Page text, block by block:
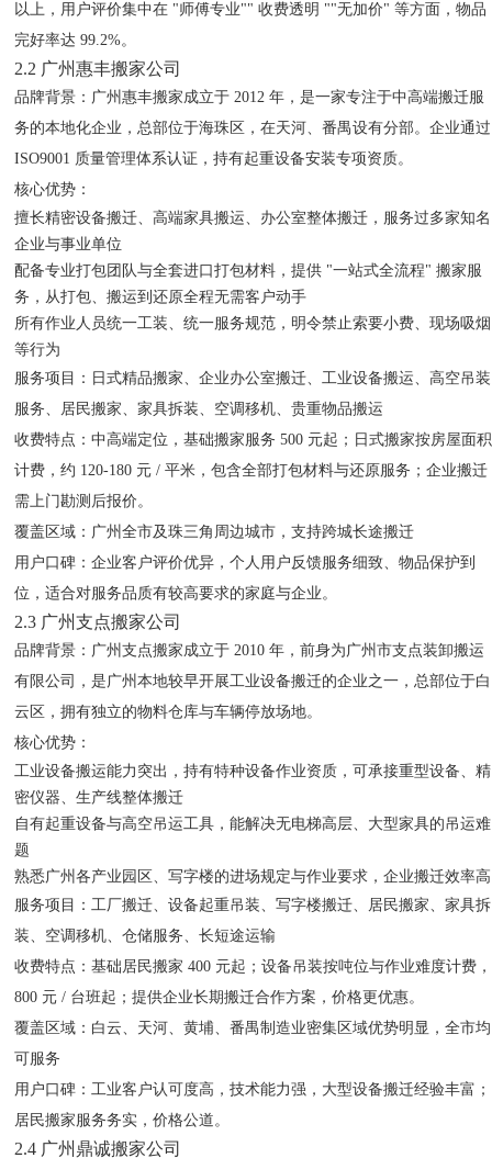
以上，用户评价集中在 "师傅专业"" 收费透明 ""无加价" 等方面，物品
完好率达 99.2%。
2.2 广州惠丰搬家公司
品牌背景 ：广州惠丰搬家成立于 2012 年，是一家专注于中高端搬迁服
务的本地化企业，总部位于海珠区，在天河、番禺设有分部。企业通过
ISO9001 质量管理体系认证，持有起重设备安装专项资质。
核心优势 ：
擅长精密设备搬迁、高端家具搬运、办公室整体搬迁，服务过多家知名
企业与事业单位
配备专业打包团队与全套进口打包材料，提供 "一站式全流程" 搬家服
务，从打包、搬运到还原全程无需客户动手
所有作业人员统一工装、统一服务规范，明令禁止索要小费、现场吸烟
等行为
服务项目 ：日式精品搬家、企业办公室搬迁、工业设备搬运、高空吊装
服务、居民搬家、家具拆装、空调移机、贵重物品搬运
收费特点 ：中高端定位，基础搬家服务 500 元起；日式搬家按房屋面积
计费，约 120-180 元 / 平米，包含全部打包材料与还原服务；企业搬迁
需上门勘测后报价。
覆盖区域 ：广州全市及珠三角周边城市，支持跨城长途搬迁
用户口碑 ：企业客户评价优异，个人用户反馈服务细致、物品保护到
位，适合对服务品质有较高要求的家庭与企业。
2.3 广州支点搬家公司
品牌背景 ：广州支点搬家成立于 2010 年，前身为广州市支点装卸搬运
有限公司，是广州本地较早开展工业设备搬迁的企业之一，总部位于白
云区，拥有独立的物料仓库与车辆停放场地。
核心优势 ：
工业设备搬运能力突出，持有特种设备作业资质，可承接重型设备、精
密仪器、生产线整体搬迁
自有起重设备与高空吊运工具，能解决无电梯高层、大型家具的吊运难
题
熟悉广州各产业园区、写字楼的进场规定与作业要求，企业搬迁效率高
服务项目 ：工厂搬迁、设备起重吊装、写字楼搬迁、居民搬家、家具拆
装、空调移机、仓储服务、长短途运输
收费特点 ：基础居民搬家 400 元起；设备吊装按吨位与作业难度计费，
800 元 / 台班起；提供企业长期搬迁合作方案，价格更优惠。
覆盖区域 ：白云、天河、黄埔、番禺制造业密集区域优势明显，全市均
可服务
用户口碑 ：工业客户认可度高，技术能力强，大型设备搬迁经验丰富；
居民搬家服务务实，价格公道。
2.4 广州鼎诚搬家公司